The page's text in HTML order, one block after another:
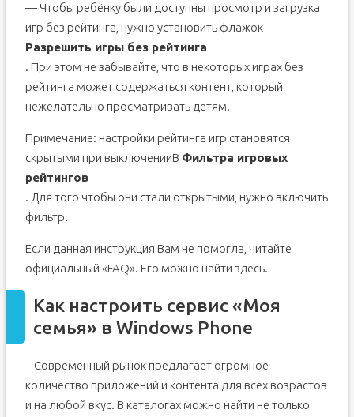
— Чтобы ребёнку были доступны просмотр и загрузка
игр без рейтинга, нужно установить флажок
Разрешить игры без рейтинга
. При этом не забывайте, что в некоторых играх без
рейтинга может содержаться контент, который
нежелательно просматривать детям.
Примечание: настройки рейтинга игр становятся
скрытыми при выключенииВ Фильтра игровых
рейтингов
. Для того чтобы они стали открытыми, нужно включить
фильтр.
Если данная инструкция Вам не помогла, читайте
официальный «FAQ». Его можно найти здесь.
Как настроить сервис «Моя
семья» в Windows Phone
Современный рынок предлагает огромное
количество приложений и контента для всех возрастов
и на любой вкус. В каталогах можно найти не только